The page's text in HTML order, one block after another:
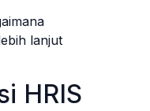
lanjut
HRIS